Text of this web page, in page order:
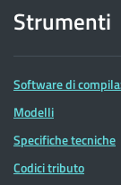
Strumenti
Software di
Modelli
Specifiche tecniche
Codici tributo